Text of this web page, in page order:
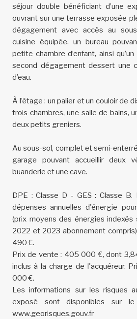
séjour double bénéficiant d’une
ouvrant sur une terrasse exposée
dégagement avec accès au
cuisine équipée, un bureau
petite chambre d’enfant, ainsi
second dégagement dessert une
d’eau.
À l’étage : un palier et un couloir de
trois chambres, une salle de bains,
deux petits greniers.
Au sous-sol, complet et semi-
garage pouvant accueillir deux
buanderie et une cave.
DPE : Classe D - GES : Classe
dépenses annuelles d'énergie
(prix moyens des énergies indexés
2022 et 2023 abonnement
490 €.
Prix de vente : 405 000 €, dont
inclus à la charge de l'acquéreur.
000 €.
Les informations sur les risques
exposé sont disponibles sur
www.georisques.gouv.fr